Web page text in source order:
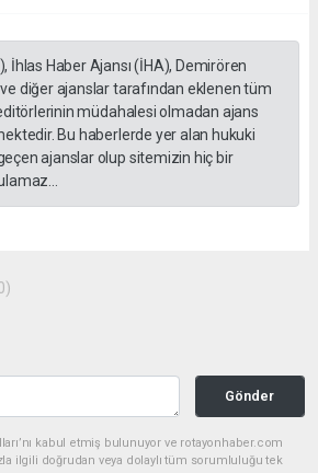
İhlas Haber Ajansı (İHA), Demirören
diğer ajanslar tarafından eklenen tüm
müdahalesi olmadan ajans
Bu haberlerde yer alan hukuki
ajanslar olup sitemizin hiç bir
Gönder
kabul etmiş bulunuyor ve rotayonhaber.com
ilgili doğrudan veya dolaylı tüm sorumluluğu tek